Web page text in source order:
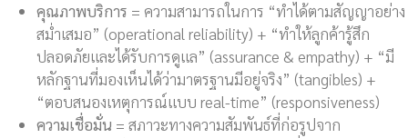
คุณภาพบริการ = ความสามารถในการ “ทำได้ตามสัญญาอย่าง
สม่ำเสมอ” (operational reliability) + “ทำให้ลูกค้ารู้สึก
ปลอดภัยและได้รับการดูแล” (assurance & empathy) + “มี
หลักฐานที่มองเห็นได้ว่ามาตรฐานมีอยู่จริง” (tangibles) +
“ตอบสนองเหตุการณ์แบบ real-time” (responsiveness)
ความเชื่อมั่น = สภาวะทางความสัมพันธ์ที่ก่อรูปจาก